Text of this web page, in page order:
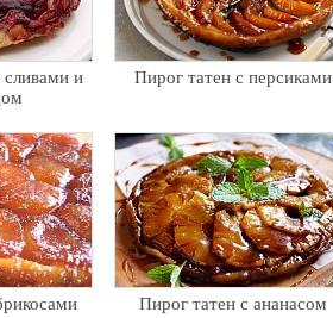
сливами и
Пирог татен с персиками
Пирог татен с ананасом